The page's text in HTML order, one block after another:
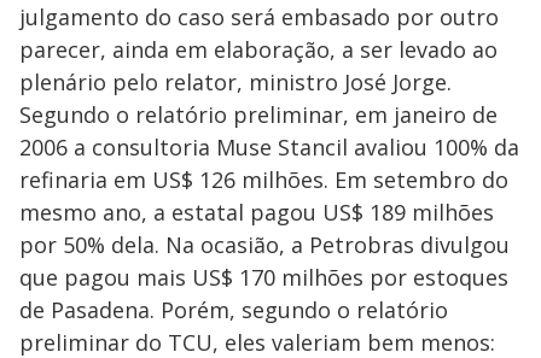
julgamento do caso será embasado por outro
parecer, ainda em elaboração, a ser levado ao
plenário pelo relator, ministro José Jorge.
Segundo o relatório preliminar, em janeiro de
2006 a consultoria Muse Stancil avaliou 100% da
refinaria em US$ 126 milhões. Em setembro do
mesmo ano, a estatal pagou US$ 189 milhões
por 50% dela. Na ocasião, a Petrobras divulgou
que pagou mais US$ 170 milhões por estoques
de Pasadena. Porém, segundo o relatório
preliminar do TCU, eles valeriam bem menos: